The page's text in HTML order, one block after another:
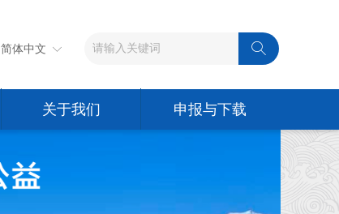
ꄠ
关于我们 申报与下载
ꀅ
简体中文